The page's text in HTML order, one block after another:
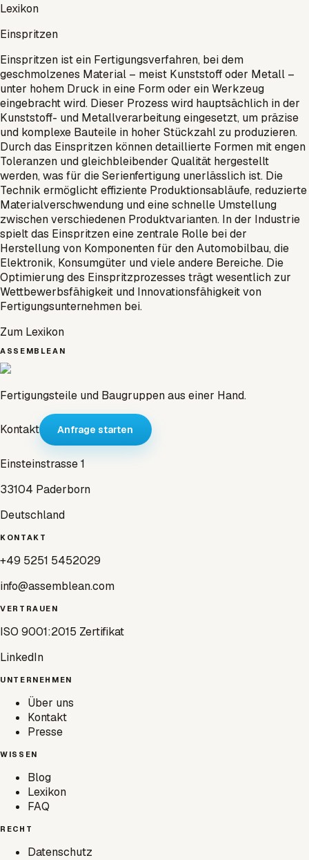
Lexikon
Einspritzen
Einspritzen ist ein Fertigungsverfahren, bei dem
geschmolzenes Material – meist Kunststoff oder Metall –
unter hohem Druck in eine Form oder ein Werkzeug
eingebracht wird. Dieser Prozess wird hauptsächlich in der
Kunststoff- und Metallverarbeitung eingesetzt, um präzise
und komplexe Bauteile in hoher Stückzahl zu produzieren.
Durch das Einspritzen können detaillierte Formen mit engen
Toleranzen und gleichbleibender Qualität hergestellt
werden, was für die Serienfertigung unerlässlich ist. Die
Technik ermöglicht effiziente Produktionsabläufe, reduzierte
Materialverschwendung und eine schnelle Umstellung
zwischen verschiedenen Produktvarianten. In der Industrie
spielt das Einspritzen eine zentrale Rolle bei der
Herstellung von Komponenten für den Automobilbau, die
Elektronik, Konsumgüter und viele andere Bereiche. Die
Optimierung des Einspritzprozesses trägt wesentlich zur
Wettbewerbsfähigkeit und Innovationsfähigkeit von
Fertigungsunternehmen bei.
Zum Lexikon
ASSEMBLEAN
Fertigungsteile und Baugruppen aus einer Hand.
Kontakt Anfrage starten
Einsteinstrasse 1
33104 Paderborn
Deutschland
KONTAKT
+49 5251 5452029
info@assemblean.com
VERTRAUEN
ISO 9001:2015 Zertifikat
LinkedIn
UNTERNEHMEN
Über uns
Kontakt
Presse
WISSEN
Blog
Lexikon
FAQ
RECHT
Datenschutz